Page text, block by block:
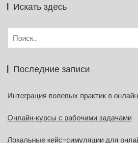
Искать здесь
Последние записи
Интеграция полевых практик в
Онлайн‑курсы с рабочими задачами
Локальные кейс-симуляции для